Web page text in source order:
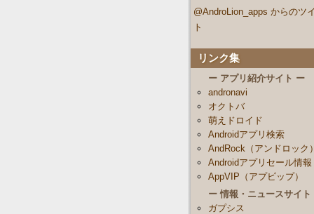
@AndroLion_apps からのツ
ト
リンク集
ー アプリ紹介サイト ー
andronavi
オクトバ
萌えドロイド
Androidアプリ検索
AndRock（アンドロック
Androidアプリセール情報
AppVIP（アプビップ）
ー 情報・ニュースサイト
ガプシス